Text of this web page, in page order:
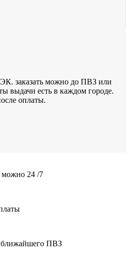
заказать можно до ПВЗ или
выдачи есть в каждом городе.
оплаты.
можно 24 /7
ближайшего ПВЗ